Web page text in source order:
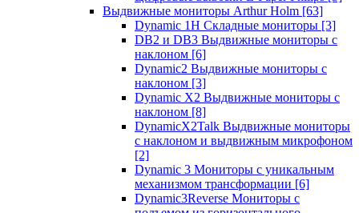
Выдвижные мониторы Arthur Holm [63]
Dynamic 1Н Складные мониторы [3]
DB2 и DB3 Выдвижные мониторы с
наклоном [6]
Dynamic2 Выдвижные мониторы с
наклоном [3]
Dynamic X2 Выдвижные мониторы с
наклоном [8]
DynamicX2Talk Выдвижные мониторы
с наклоном и выдвижным микрофоном
[2]
Dynamic 3 Мониторы с уникальным
механизмом трансформации [6]
Dynamic3Reverse Мониторы с